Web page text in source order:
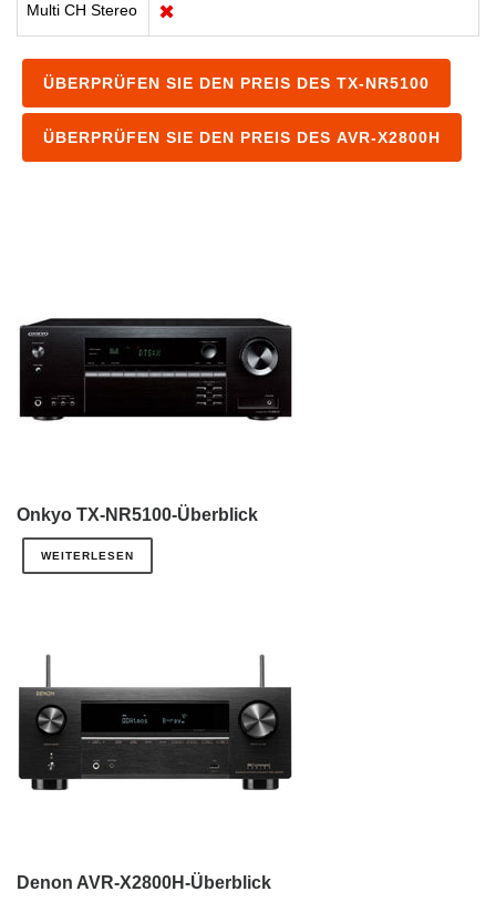
Multi CH Stereo ✖
ÜBERPRÜFEN SIE DEN PREIS DES TX-NR5100
ÜBERPRÜFEN SIE DEN PREIS DES AVR-X2800H
Onkyo TX-NR5100-Überblick
WEITERLESEN
Denon AVR-X2800H-Überblick